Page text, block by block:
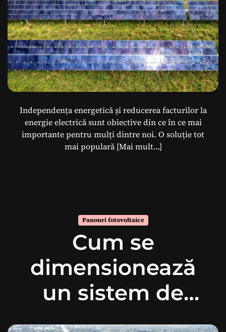
Independența energetică și reducerea facturilor la
energie electrică sunt obiective din ce în ce mai
importante pentru mulți dintre noi. O soluție tot
mai populară[Mai mult…]
Panouri fotovoltaice
Cum se
dimensionează
un sistem de
energie solară